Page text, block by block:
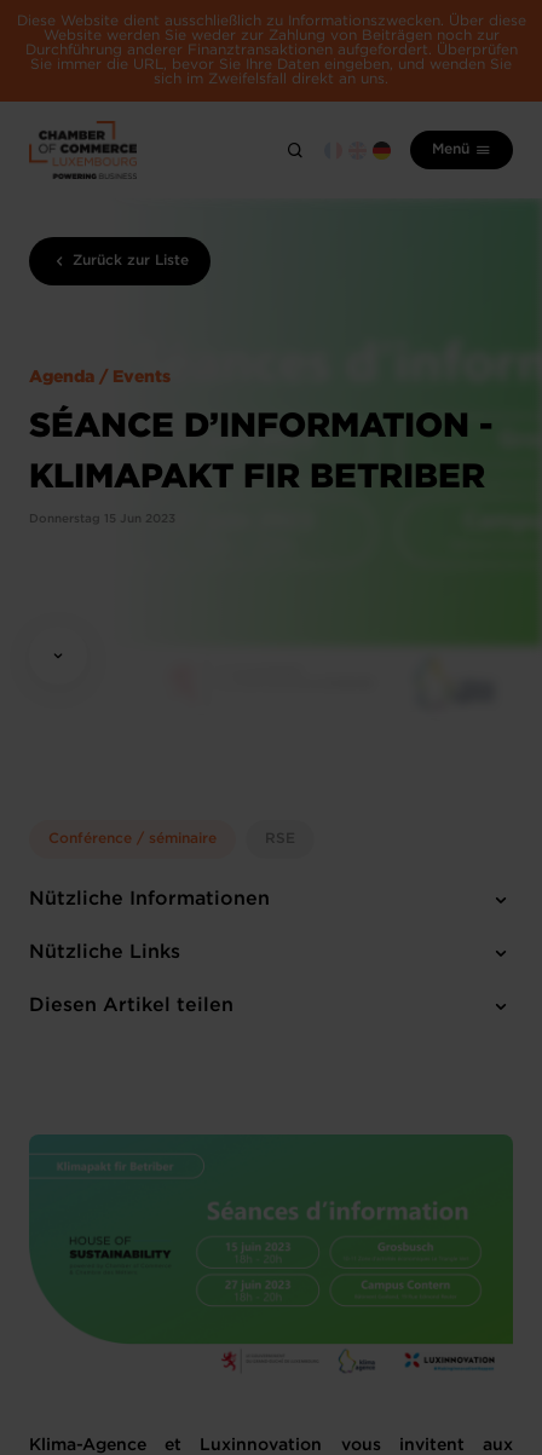
Diese Website dient ausschließlich zu Informationszwecken. Über diese
Website werden Sie weder zur Zahlung von Beiträgen noch zur
Durchführung anderer Finanztransaktionen aufgefordert. Überprüfen
Sie immer die URL, bevor Sie Ihre Daten eingeben, und wenden Sie
sich im Zweifelsfall direkt an uns.
Menü
Zurück zur Liste
Agenda / Events
SÉANCE D’INFORMATION -
KLIMAPAKT FIR BETRIBER
Donnerstag 15 Jun 2023
Conférence / séminaire RSE
Nützliche Informationen
Donnerstag 15 Jun 2023
Grosbusch, 10-11 Zone d'activités économiques Le Triangle Vert,
Nützliche Links
Anmelden
Diesen Artikel teilen
Klima-Agence et Luxinnovation vous invitent aux